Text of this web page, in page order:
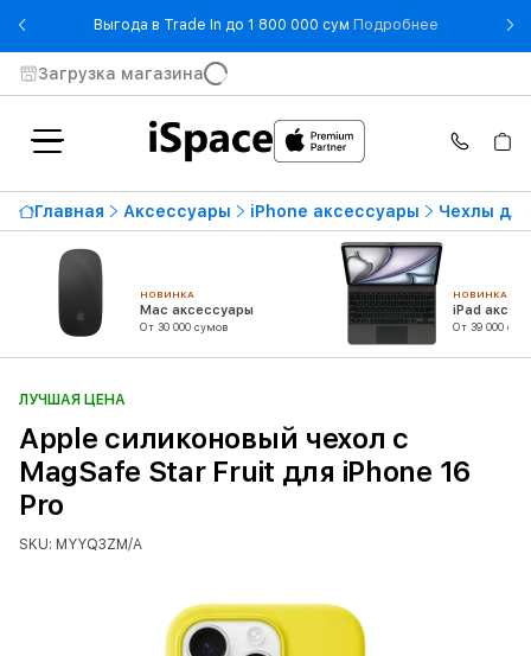
Выгода в Trade In до 1 800 000 сум Подробнее- Выгода в
Загрузка магазина
Главная Аксессуары iPhone аксессуары Чехлы
НОВИНКА
Mac аксессуары
От 30 000 сумов
НОВИНКА
iPad
От 39 000
ЛУЧШАЯ ЦЕНА
Apple силиконовый чехол с
MagSafe Star Fruit для iPhone 16
Pro
SKU: MYYQ3ZM/A